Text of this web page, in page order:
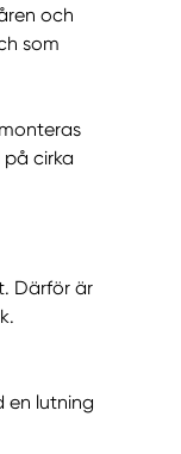
och
som
cirka
Därför är
en lutning